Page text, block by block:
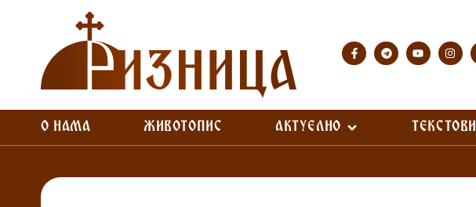
О НАМА ЖИВОТОПИС АКТУЕЛНО ТЕКСТОВИ